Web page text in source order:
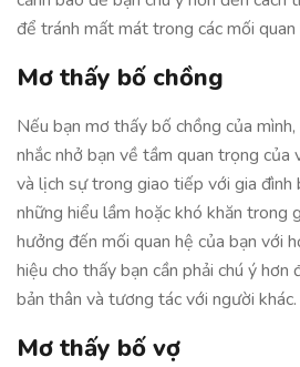
để tránh mất mát trong các mối quan
Mơ thấy bố chồng
Nếu bạn mơ thấy bố chồng của
nhắc nhở bạn về tầm quan trọng
và lịch sự trong giao tiếp với gia đình
những hiểu lầm hoặc khó khăn trong
hưởng đến mối quan hệ của bạn với
hiệu cho thấy bạn cần phải chú ý hơn
bản thân và tương tác với người khác.
Mơ thấy bố vợ